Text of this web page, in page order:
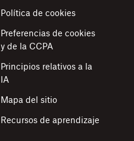
Política de cookies
Preferencias de cookies
y de la CCPA
Principios relativos a la
IA
Mapa del sitio
Recursos de aprendizaje